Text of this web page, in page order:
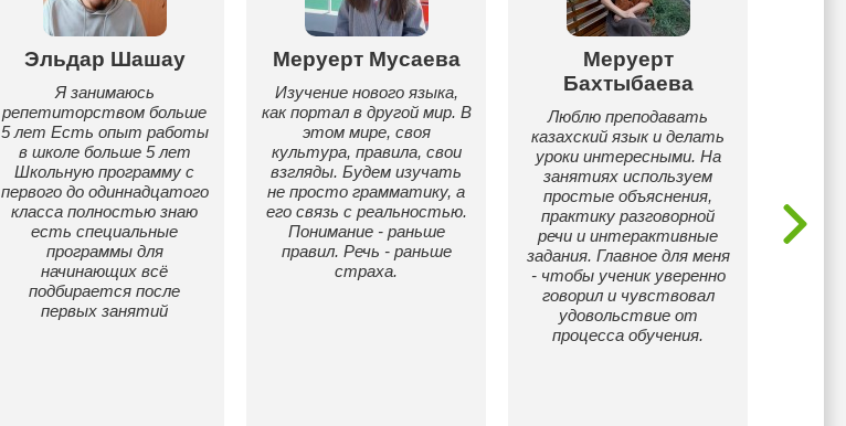
Эльдар Шашау
Я занимаюсь
репетиторством больше
5 лет Есть опыт работы
в школе больше 5 лет
Школьную программу с
первого до одиннадцатого
класса полностью знаю
есть специальные
программы для
начинающих всё
подбирается после
первых занятий
Меруерт Мусаева
Изучение нового языка,
как портал в другой мир. В
этом мире, своя
культура, правила, свои
взгляды. Будем изучать
не просто грамматику, а
его связь с реальностью.
Понимание - раньше
правил. Речь - раньше
страха.
Меруерт
Бахтыбаева
Люблю преподавать
казахский язык и делать
уроки интересными. На
занятиях используем
простые объяснения,
практику разговорной
речи и интерактивные
задания. Главное для меня
- чтобы ученик уверенно
говорил и чувствовал
удовольствие от
процесса обучения.